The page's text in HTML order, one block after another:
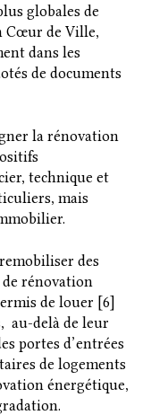
globales de
Cœur de Ville,
dans les
de documents
la rénovation
technique et
mais
des
rénovation
de louer [6]
au-delà de leur
portes d’entrées
de logements
énergétique,